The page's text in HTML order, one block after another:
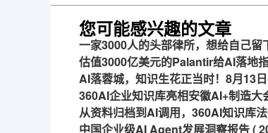
您可能感兴趣的文章
一家3000人的头部律所，想给自己留
估值3000亿美元的Palantir给AI落地
AI落蓉城，知识生花正当时！8月13
360AI企业知识库亮相安徽AI+制造
从资料归档到AI调用，360AI知识库
中国企业级AI Agent发展洞察报告 (